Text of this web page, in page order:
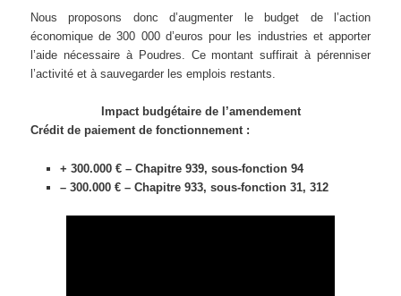
Nous proposons donc d’augmenter le budget de l’action
économique de 300 000 d’euros pour les industries et apporter
l’aide nécessaire à Poudres. Ce montant suffirait à pérenniser
l’activité et à sauvegarder les emplois restants.
Impact budgétaire de l’amendement
Crédit de paiement de fonctionnement :
+ 300.000 € – Chapitre 939, sous-fonction 94
– 300.000 € – Chapitre 933, sous-fonction 31, 312